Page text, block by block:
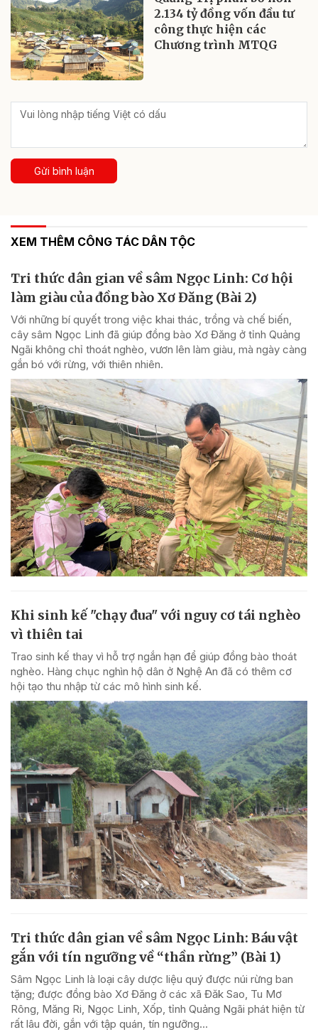
2.134 tỷ đồng vốn đầu tư
công thực hiện các
Chương trình MTQG
Gửi bình luận
XEM THÊM CÔNG TÁC DÂN TỘC
Tri thức dân gian về sâm Ngọc Linh: Cơ hội
làm giàu của đồng bào Xơ Đăng (Bài 2)
Với những bí quyết trong việc khai thác, trồng và chế biến,
cây sâm Ngọc Linh đã giúp đồng bào Xơ Đăng ở tỉnh Quảng
Ngãi không chỉ thoát nghèo, vươn lên làm giàu, mà ngày càng
gắn bó với rừng, với thiên nhiên.
Khi sinh kế "chạy đua" với nguy cơ tái nghèo
vì thiên tai
Trao sinh kế thay vì hỗ trợ ngắn hạn để giúp đồng bào thoát
nghèo. Hàng chục nghìn hộ dân ở Nghệ An đã có thêm cơ
hội tạo thu nhập từ các mô hình sinh kế.
Tri thức dân gian về sâm Ngọc Linh: Báu vật
gắn với tín ngưỡng về “thần rừng” (Bài 1)
Sâm Ngọc Linh là loại cây dược liệu quý được núi rừng ban
tặng; được đồng bào Xơ Đăng ở các xã Đăk Sao, Tu Mơ
Rông, Măng Ri, Ngọc Linh, Xốp, tỉnh Quảng Ngãi phát hiện từ
rất lâu đời, gắn với tập quán, tín ngưỡng...